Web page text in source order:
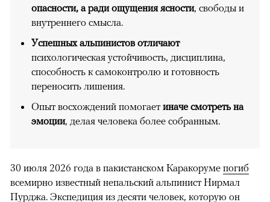
опасности, а ради ощущения ясности, свободы и
внутреннего смысла.
Успешных альпинистов отличают
психологическая устойчивость, дисциплина,
способность к самоконтролю и готовность
переносить лишения.
Опыт восхождений помогает иначе смотреть на
эмоции, делая человека более собранным.
30 июля 2026 года в пакистанском Каракоруме погиб
всемирно известный непальский альпинист Нирмал
Пурджа. Экспедиция из десяти человек, которую он